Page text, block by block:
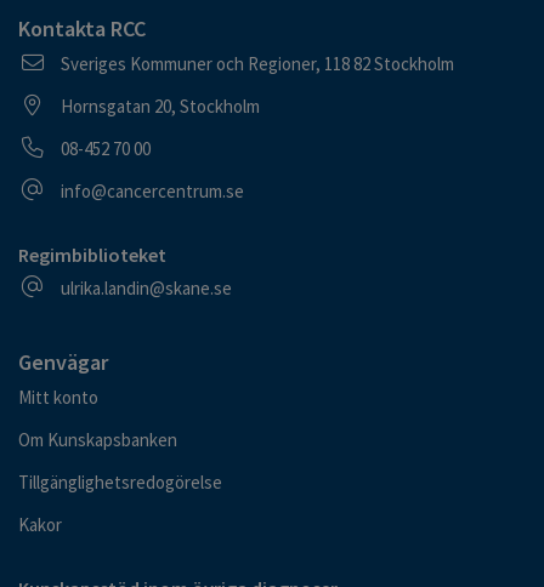
Kontakta RCC
Postadress
Sveriges Kommuner och Regioner, 118 82 Stockholm
Besöksadress
Hornsgatan 20, Stockholm
Telefonnummer
08-452 70 00
E-postadress
info@cancercentrum.se
Regimbiblioteket
E-postadress
ulrika.landin@skane.se
Genvägar
Mitt konto
Om Kunskapsbanken
Tillgänglighetsredogörelse
Kakor